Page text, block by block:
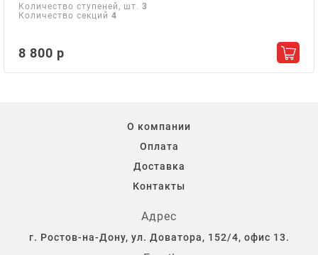
Количество ступеней, шт. 3
Количество секций 4
8 800 р
О компании
Оплата
Доставка
Контакты
Адрес
г. Ростов-на-Дону, ул. Доватора, 152/4, офис 13.